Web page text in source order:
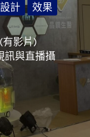
設計
效果
有影片)
訊與直播攝